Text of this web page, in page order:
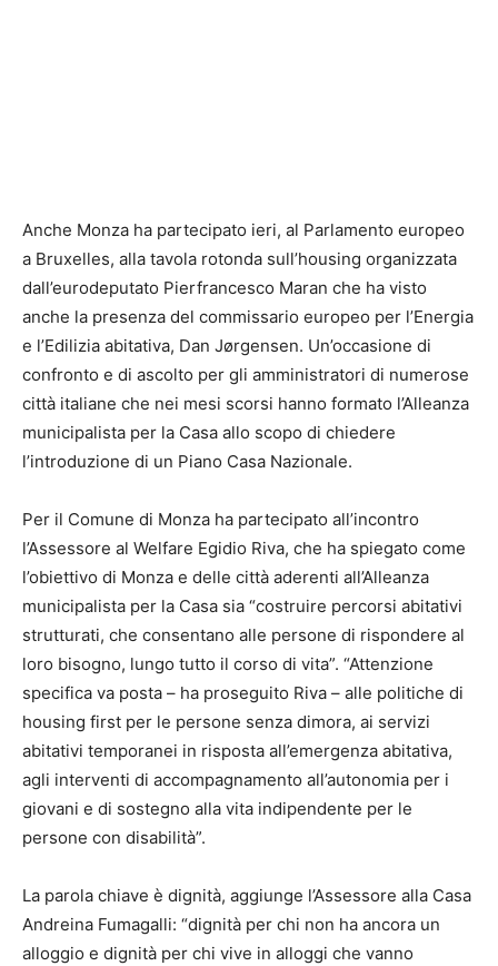
Anche Monza ha partecipato ieri, al Parlamento europeo
a Bruxelles, alla tavola rotonda sull’housing organizzata
dall’eurodeputato Pierfrancesco Maran che ha visto
anche la presenza del commissario europeo per l’Energia
e l’Edilizia abitativa, Dan Jørgensen. Un’occasione di
confronto e di ascolto per gli amministratori di numerose
città italiane che nei mesi scorsi hanno formato l’Alleanza
municipalista per la Casa allo scopo di chiedere
l’introduzione di un Piano Casa Nazionale.
Per il Comune di Monza ha partecipato all’incontro
l’Assessore al Welfare Egidio Riva, che ha spiegato come
l’obiettivo di Monza e delle città aderenti all’Alleanza
municipalista per la Casa sia “costruire percorsi abitativi
strutturati, che consentano alle persone di rispondere al
loro bisogno, lungo tutto il corso di vita”. “Attenzione
specifica va posta – ha proseguito Riva – alle politiche di
housing first per le persone senza dimora, ai servizi
abitativi temporanei in risposta all’emergenza abitativa,
agli interventi di accompagnamento all’autonomia per i
giovani e di sostegno alla vita indipendente per le
persone con disabilità”.
La parola chiave è dignità, aggiunge l’Assessore alla Casa
Andreina Fumagalli: “dignità per chi non ha ancora un
alloggio e dignità per chi vive in alloggi che vanno